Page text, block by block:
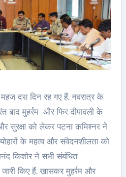
दस दिन रह गए हैं. नवरात्र के
बाद मुहर्रम और फिर दीपावली के
और सुरक्षा को लेकर पटना कमिश्नर ने
के महत्व और संवेदनशीलता को
किशोर ने सभी संबंधित
जारी किए हैं. खासकर मुहर्रम और